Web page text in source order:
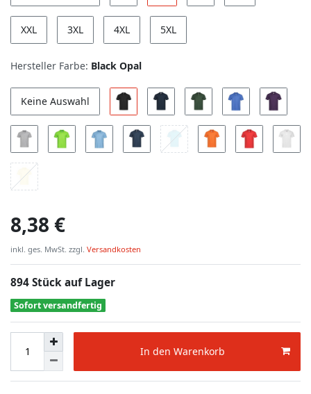
XXL 3XL 4XL 5XL
Hersteller Farbe: Black Opal
Keine Auswahl
8,38 €
inkl. ges. MwSt. zzgl. Versandkosten
894 Stück auf Lager
Sofort versandfertig
In den Warenkorb